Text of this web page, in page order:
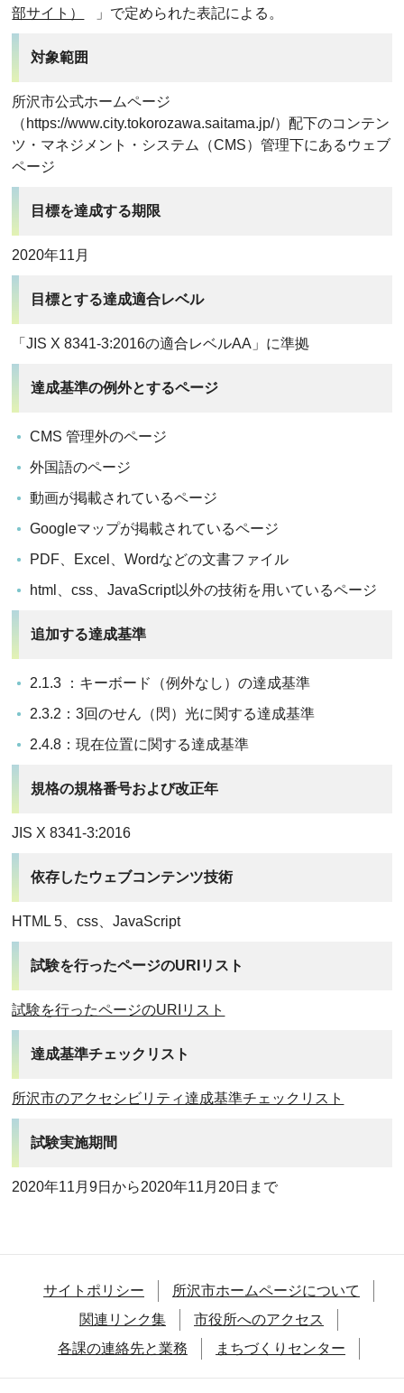
部サイト）
」で定められた表記による。
対象範囲
所沢市公式ホームページ
（https://www.city.tokorozawa.saitama.jp/）配下のコンテン
ツ・マネジメント・システム（CMS）管理下にあるウェブ
ページ
目標を達成する期限
2020年11月
目標とする達成適合レベル
「JIS X 8341-3:2016の適合レベルAA」に準拠
達成基準の例外とするページ
CMS 管理外のページ
外国語のページ
動画が掲載されているページ
Googleマップが掲載されているページ
PDF、Excel、Wordなどの文書ファイル
html、css、JavaScript以外の技術を用いているページ
追加する達成基準
2.1.3 ：キーボード（例外なし）の達成基準
2.3.2：3回のせん（閃）光に関する達成基準
2.4.8：現在位置に関する達成基準
規格の規格番号および改正年
JIS X 8341-3:2016
依存したウェブコンテンツ技術
HTML 5、css、JavaScript
試験を行ったページのURIリスト
試験を行ったページのURIリスト
達成基準チェックリスト
所沢市のアクセシビリティ達成基準チェックリスト
試験実施期間
2020年11月9日から2020年11月20日まで
サイトポリシー
所沢市ホームページについて
関連リンク集
市役所へのアクセス
各課の連絡先と業務
まちづくりセンター